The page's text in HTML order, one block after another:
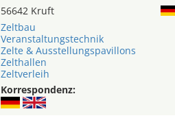
56642 Kruft
Zeltbau
Veranstaltungstechnik
Zelte & Ausstellungspavillons
Zelthallen
Zeltverleih
Korrespondenz: